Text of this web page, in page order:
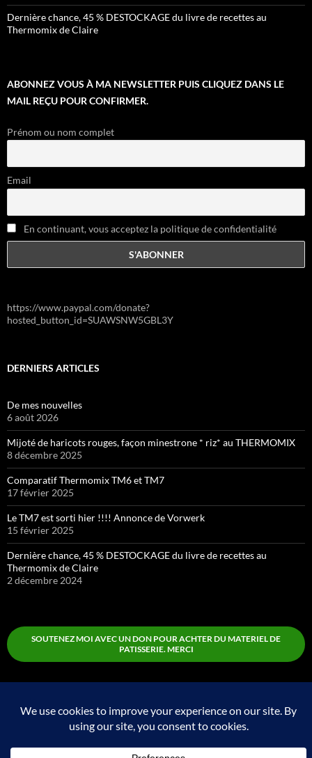
Dernière chance, 45 % DESTOCKAGE du livre de recettes au
Thermomix de Claire
ABONNEZ VOUS À MA NEWSLETTER PUIS CLIQUEZ DANS LE
MAIL REÇU POUR CONFIRMER.
Prénom ou nom complet
Email
En continuant, vous acceptez la politique de confidentialité
https://www.paypal.com/donate?
hosted_button_id=SUAWSNW5GBL3Y
DERNIERS ARTICLES
De mes nouvelles
6 août 2026
Mijoté de haricots rouges, façon minestrone * riz* au THERMOMIX
8 décembre 2025
Comparatif Thermomix TM6 et TM7
17 février 2025
Le TM7 est sorti hier !!!! Annonce de Vorwerk
15 février 2025
Dernière chance, 45 % DESTOCKAGE du livre de recettes au
Thermomix de Claire
2 décembre 2024
SOUTENEZ MOI AVEC UN DON POUR ACHTER DU MATERIEL DE
PATISSERIE. MERCI
Boutique Fièrement propulsé par WordPress